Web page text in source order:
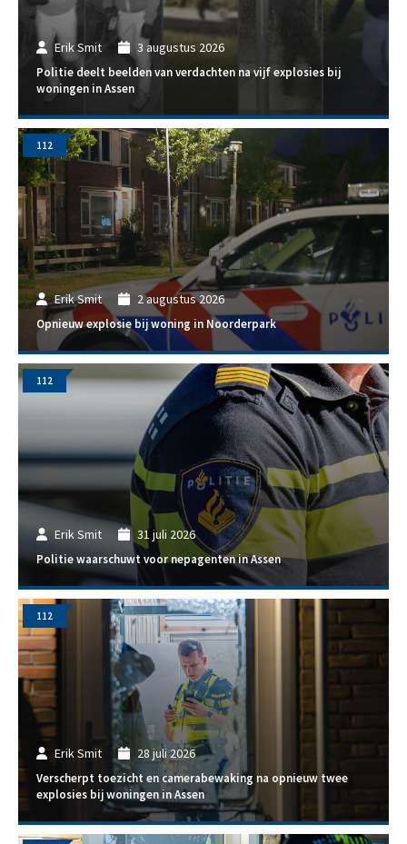
Erik Smit 3 augustus 2026
Politie deelt beelden van verdachten na vijf explosies bij
woningen in Assen
Erik Smit 2 augustus 2026
Opnieuw explosie bij woning in Noorderpark
112
Erik Smit 31 juli 2026
Politie waarschuwt voor nepagenten in Assen
112
Erik Smit 28 juli 2026
Verscherpt toezicht en camerabewaking na opnieuw twee
explosies bij woningen in Assen
112